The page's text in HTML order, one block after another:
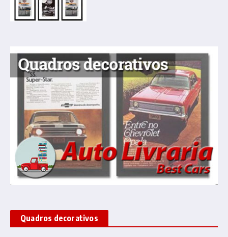
Quadros decorativos